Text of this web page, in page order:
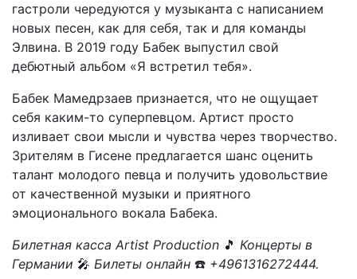
гастроли чередуются у музыканта с написанием
новых песен, как для себя, так и для команды
Элвина. В 2019 году Бабек выпустил свой
дебютный альбом «Я встретил тебя».
Бабек Мамедрзаев признается, что не ощущает
себя каким-то суперпевцом. Артист просто
изливает свои мысли и чувства через творчество.
Зрителям в Гисене предлагается шанс оценить
талант молодого певца и получить удовольствие
от качественной музыки и приятного
эмоционального вокала Бабека.
Билетная касса Artist Production 🎵 Концерты в
Германии 🎤 Билеты онлайн ☎️ +4961316272444.